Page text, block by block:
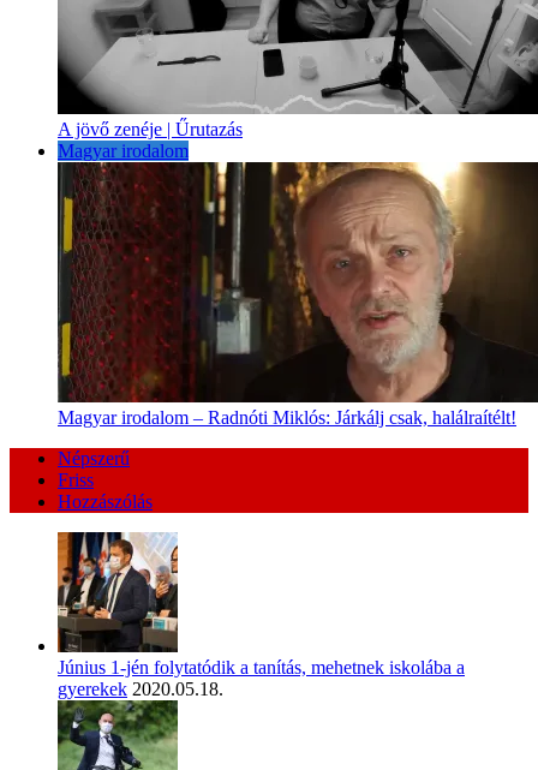
A jövő zenéje | Űrutazás
Magyar irodalom
Magyar irodalom – Radnóti Miklós: Járkálj csak, halálraítélt!
Népszerű
Friss
Hozzászólás
Június 1-jén folytatódik a tanítás, mehetnek iskolába a
gyerekek 2020.05.18.